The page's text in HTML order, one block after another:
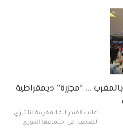
… “مجزرة” ديمقراطية
أعلنت الفيدرالية المغربية لناشري
الصحف، في اجتماعها الدوري